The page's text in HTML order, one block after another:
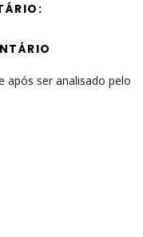
após ser analisado pelo